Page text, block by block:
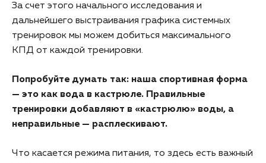
За счет этого начального исследования и
дальнейшего выстраивания графика системных
тренировок мы можем добиться максимального
КПД от каждой тренировки.
Попробуйте думать так: наша спортивная форма
— это как вода в кастрюле. Правильные
тренировки добавляют в «кастрюлю» воды, а
неправильные — расплескивают.
Что касается режима питания, то здесь есть важный